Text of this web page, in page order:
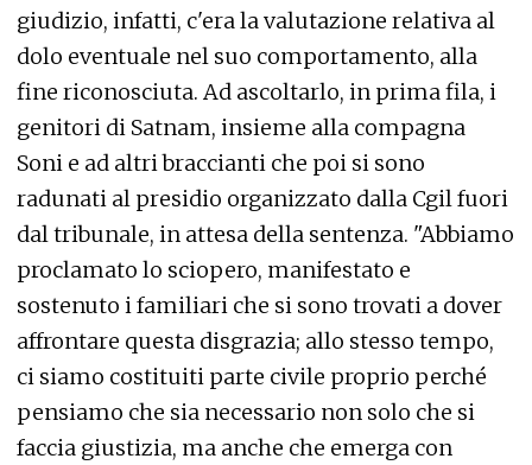
giudizio, infatti, c'era la valutazione relativa al
dolo eventuale nel suo comportamento, alla
fine riconosciuta. Ad ascoltarlo, in prima fila, i
genitori di Satnam, insieme alla compagna
Soni e ad altri braccianti che poi si sono
radunati al presidio organizzato dalla Cgil fuori
dal tribunale, in attesa della sentenza. "Abbiamo
proclamato lo sciopero, manifestato e
sostenuto i familiari che si sono trovati a dover
affrontare questa disgrazia; allo stesso tempo,
ci siamo costituiti parte civile proprio perché
pensiamo che sia necessario non solo che si
faccia giustizia, ma anche che emerga con